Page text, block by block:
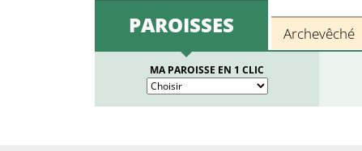
PAROISSES Archevêché
MA PAROISSE EN 1 CLIC